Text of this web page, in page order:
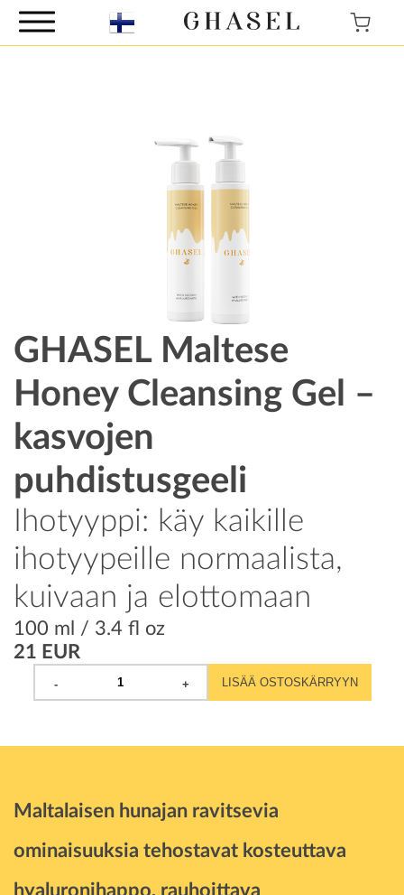
GHASEL Maltese
Honey Cleansing Gel –
kasvojen
puhdistusgeeli
Ihotyyppi: käy kaikille
ihotyypeille normaalista,
kuivaan ja elottomaan
100 ml / 3.4 fl oz
21 EUR
LISÄÄ OSTOSKÄRRYYN
Maltalaisen hunajan ravitsevia
ominaisuuksia tehostavat kosteuttava
hyaluronihappo, rauhoittava